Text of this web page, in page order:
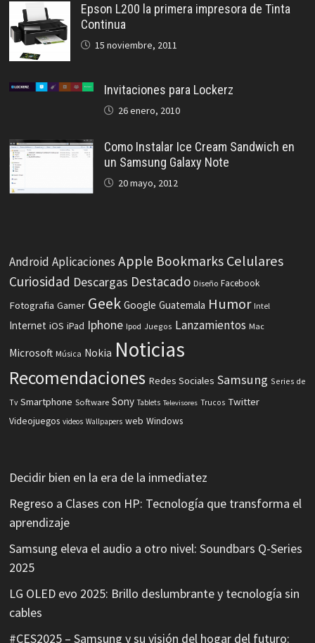
Epson L200 la primera impresora de Tinta
Continua
15 noviembre, 2011
Invitaciones para Lockerz
26 enero, 2010
Como Instalar Ice Cream Sandwich en
un Samsung Galaxy Note
20 mayo, 2012
Android Aplicaciones Apple Bookmarks Celulares
Curiosidad Descargas Destacado Diseño Facebook
Fotografia Gamer Geek Google Guatemala Humor Intel
Internet iOS iPad Iphone Ipod Juegos Lanzamientos Mac
Microsoft Música Nokia Noticias
Recomendaciones Redes Sociales Samsung Series de
Tv Smartphone Software Sony Tablets Televisores Trucos Twitter
Videojuegos videos Wallpapers web Windows
Decidir bien en la era de la inmediatez
Regreso a Clases con HP: Tecnología que transforma el
aprendizaje
Samsung eleva el audio a otro nivel: Soundbars Q-Series
2025
LG OLED evo 2025: Brillo deslumbrante y tecnología sin
cables
#CES2025 – Samsung y su visión del hogar del futuro: